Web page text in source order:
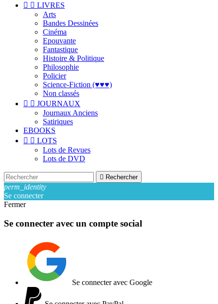
  LIVRES
Arts
Bandes Dessinées
Cinéma
Epouvante
Fantastique
Histoire & Politique
Philosophie
Policier
Science-Fiction (♥♥♥)
Non classés
  JOURNAUX
Journaux Anciens
Satiriques
EBOOKS
  LOTS
Lots de Revues
Lots de DVD
 Rechercher
perm_identity
Se connecter
Fermer
Se connecter avec un compte social
Se connecter avec Google